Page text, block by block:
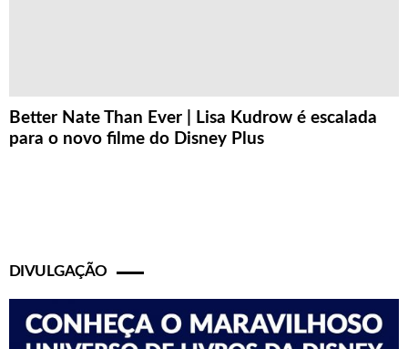
Better Nate Than Ever | Lisa Kudrow é escalada
para o novo filme do Disney Plus
DIVULGAÇÃO